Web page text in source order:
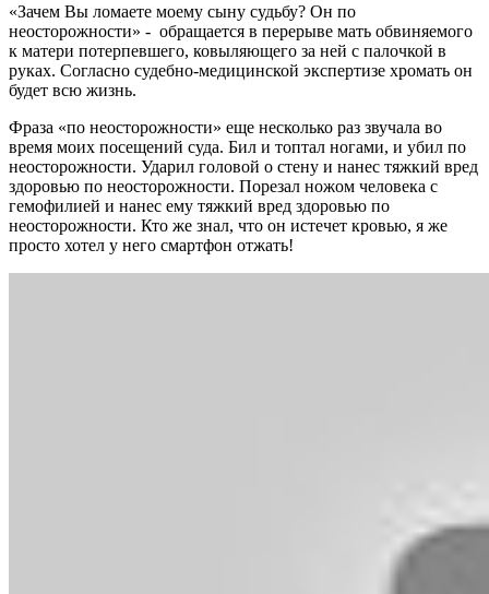
«Зачем Вы ломаете моему сыну судьбу? Он по
неосторожности» - обращается в перерыве мать обвиняемого
к матери потерпевшего, ковыляющего за ней с палочкой в
руках. Согласно судебно-медицинской экспертизе хромать он
будет всю жизнь.
Фраза «по неосторожности» еще несколько раз звучала во
время моих посещений суда. Бил и топтал ногами, и убил по
неосторожности. Ударил головой о стену и нанес тяжкий вред
здоровью по неосторожности. Порезал ножом человека с
гемофилией и нанес ему тяжкий вред здоровью по
неосторожности. Кто же знал, что он истечет кровью, я же
просто хотел у него смартфон отжать!